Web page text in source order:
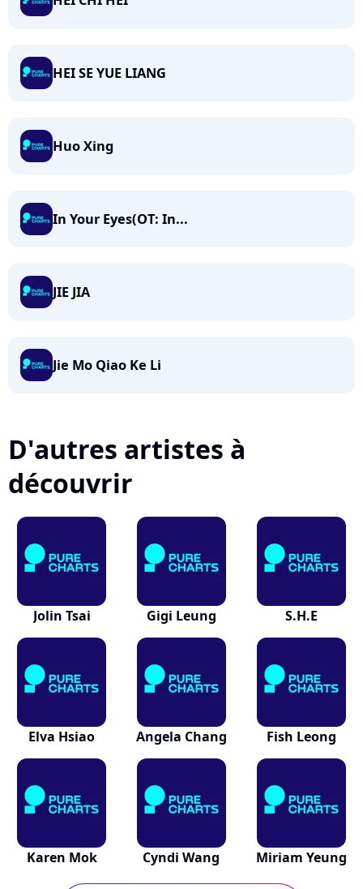
HEI SE YUE LIANG
Huo Xing
In Your Eyes(OT: In...
JIE JIA
Jie Mo Qiao Ke Li
D'autres artistes à
découvrir
Jolin Tsai Gigi Leung S.H.E
Elva Hsiao Angela Chang Fish Leong
Karen Mok Cyndi Wang Miriam Yeung